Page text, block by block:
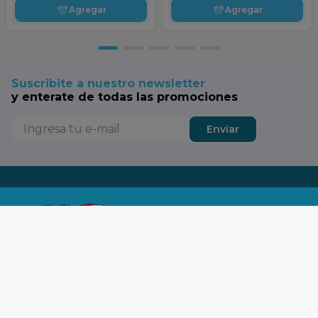
Agregar Agregar
Suscribite a nuestro newsletter
y enterate de todas las promociones
Enviar